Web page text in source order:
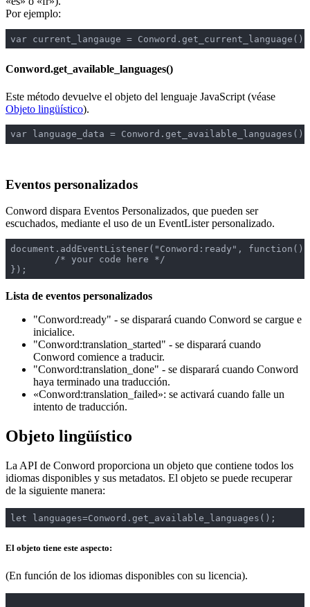
Por ejemplo:
var current_langauge = Conword.get_current_language();
Conword.get_available_languages()
Este método devuelve el objeto del lenguaje JavaScript (véase
Objeto lingüístico).
var language_data = Conword.get_available_languages();
Eventos personalizados
Conword dispara Eventos Personalizados, que pueden ser
escuchados, mediante el uso de un EventLister personalizado.
document.addEventListener("Conword:ready", function(){
Lista de eventos personalizados
"Conword:ready" - se disparará cuando Conword se cargue e
inicialice.
"Conword:translation_started" - se disparará cuando
Conword comience a traducir.
"Conword:translation_done" - se disparará cuando Conword
haya terminado una traducción.
«Conword:translation_failed»: se activará cuando falle un
intento de traducción.
Objeto lingüístico
La API de Conword proporciona un objeto que contiene todos los
idiomas disponibles y sus metadatos. El objeto se puede recuperar
de la siguiente manera:
El objeto tiene este aspecto:
(En función de los idiomas disponibles con su licencia).